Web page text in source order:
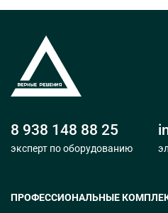
8 938 148 88 25
эксперт по оборудованию
ПРОФЕССИОНАЛЬНЫЕ